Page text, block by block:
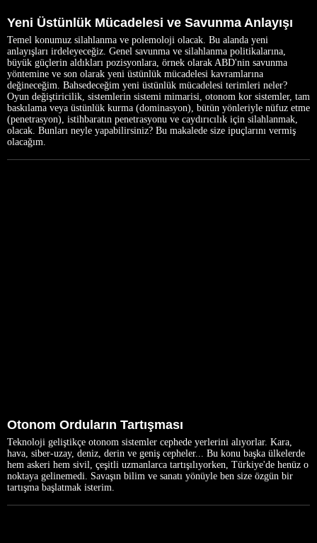
Yeni Üstünlük Mücadelesi ve Savunma Anlayışı
Temel konumuz silahlanma ve polemoloji olacak. Bu alanda yeni
anlayışları irdeleyeceğiz. Genel savunma ve silahlanma politikalarına,
büyük güçlerin aldıkları pozisyonlara, örnek olarak ABD'nin savunma
yöntemine ve son olarak yeni üstünlük mücadelesi kavramlarına
değineceğim. Bahsedeceğim yeni üstünlük mücadelesi terimleri neler?
Oyun değiştiricilik, sistemlerin sistemi mimarisi, otonom kor sistemler, tam
baskılama veya üstünlük kurma (dominasyon), bütün yönleriyle nüfuz etme
(penetrasyon), istihbaratın penetrasyonu ve caydırıcılık için silahlanmak,
olacak. Bunları neyle yapabilirsiniz? Bu makalede size ipuçlarını vermiş
olacağım.
Otonom Orduların Tartışması
Teknoloji geliştikçe otonom sistemler cephede yerlerini alıyorlar. Kara,
hava, siber-uzay, deniz, derin ve geniş cepheler... Bu konu başka ülkelerde
hem askeri hem sivil, çeşitli uzmanlarca tartışılıyorken, Türkiye'de henüz o
noktaya gelinemedi. Savaşın bilim ve sanatı yönüyle ben size özgün bir
tartışma başlatmak isterim.